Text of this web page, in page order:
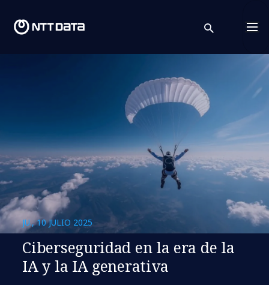
search
JU., 10 JULIO 2025
Ciberseguridad en la era de la
IA y la IA generativa